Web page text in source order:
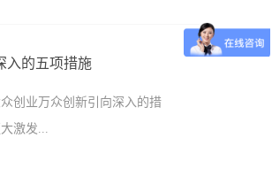
（三）重大协同创新平台项目
建设；支持各类创新主体搭建
业提供产品...
，我委组织开展中关村国家自
金项目包括中关村示范区科技
见《2019年中关村示范区第二
见附件1）。（二）政策咨询方
入的五项措施
创业万众创新引向深入的措
激发...